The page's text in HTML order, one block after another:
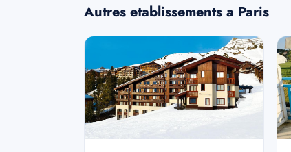
Autres etablissements a Paris